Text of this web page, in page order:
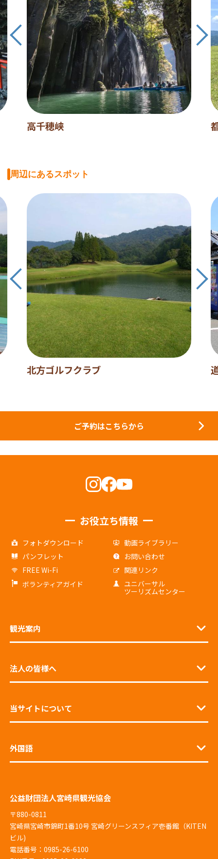
高千穂峡
周辺にあるスポット
北方ゴルフクラブ
ご予約はこちらから
お役立ち情報
フォトダウンロード
動画ライブラリー
パンフレット
お問い合わせ
FREE Wi-Fi
関連リンク
ボランティアガイド
ユニバーサル
ツーリズムセンター
観光案内
法人の皆様へ
当サイトについて
外国語
公益財団法人宮崎県観光協会
〒880-0811
宮崎県宮崎市錦町1番10号 宮崎グリーンスフィア壱番館（KITEN
ビル)
電話番号：0985-26-6100